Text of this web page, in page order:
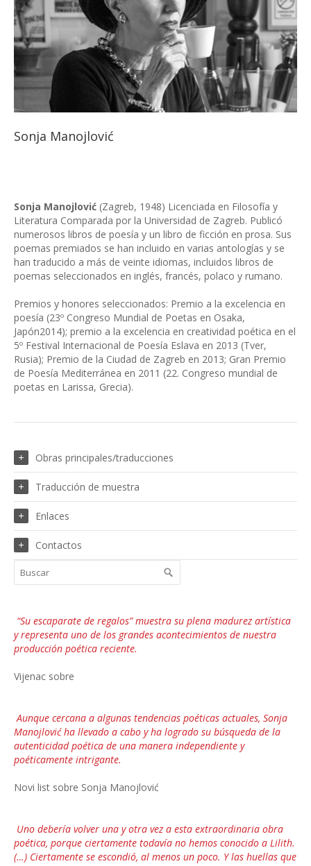
Sonja Manojlović
Sonja Manojlović (Zagreb, 1948) Licenciada en Filosofía y
Literatura Comparada por la Universidad de Zagreb. Publicó
numerosos libros de poesía y un libro de ficción en prosa. Sus
poemas premiados se han incluido en varias antologías y se
han traducido a más de veinte idiomas, incluidos libros de
poemas seleccionados en inglés, francés, polaco y rumano.
Premios y honores seleccionados: Premio a la excelencia en
poesía (23º Congreso Mundial de Poetas en Osaka,
Japón2014); premio a la excelencia en creatividad poética en el
5º Festival Internacional de Poesía Eslava en 2013 (Tver,
Rusia); Premio de la Ciudad de Zagreb en 2013; Gran Premio
de Poesía Mediterránea en 2011 (22. Congreso mundial de
poetas en Larissa, Grecia).
Obras principales/traducciones
Traducción de muestra
Enlaces
Contactos
“Su escaparate de regalos” muestra su plena madurez artística
y representa uno de los grandes acontecimientos de nuestra
producción poética reciente.
Vijenac sobre
Aunque cercana a algunas tendencias poéticas actuales, Sonja
Manojlović ha llevado a cabo y ha logrado su búsqueda de la
autenticidad poética de una manera independiente y
poéticamente intrigante.
Novi list sobre Sonja Manojlović
Uno debería volver una y otra vez a esta extraordinaria obra
poética, porque ciertamente todavía no hemos conocido a Lilith.
(…) Ciertamente se escondió, al menos un poco. Y las huellas que